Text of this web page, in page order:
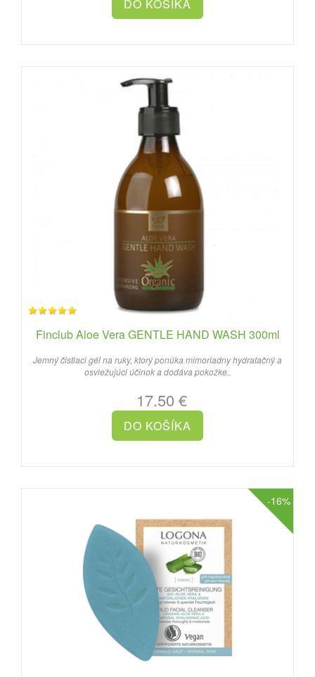
Finclub Aloe Vera GENTLE HAND WASH 300ml
Jemný čistiaci gél na ruky, ktorý ponúka mimoriadny hydratačný a
osviežujúci účinok a dodáva pokožke..
17.50 €
-16%